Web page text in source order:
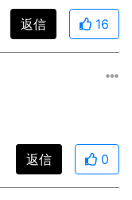
返信 16
返信 0